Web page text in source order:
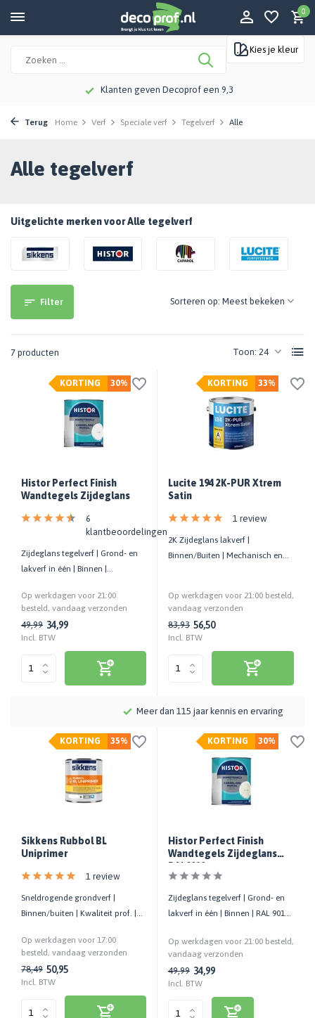
0
Kies je kleur
Meer dan 115 jaar kennis en ervaring
Terug Home Verf Speciale verf Tegelverf Alle
Alle tegelverf
Uitgelichte merken voor Alle tegelverf
Filter
7 producten Toon:
Sorteren op:
30%
KORTING
Histor Perfect Finish
Wandtegels Zijdeglans
6
klantbeoordelingen
Zijdeglans tegelverf | Grond- en
lakverf in één | Binnen |
Op werkdagen voor 21:00
besteld, vandaag verzonden
49,99 34,99
Incl. BTW
33%
KORTING
Lucite 194 2K-PUR Xtrem
Satin
1 review
2K Zijdeglans lakverf |
Binnen/Buiten | Mechanisch en
Op werkdagen voor 21:00 besteld,
vandaag verzonden
83,93 56,50
Incl. BTW
Meer dan 115 jaar kennis en ervaring
35%
KORTING
Sikkens Rubbol BL
Uniprimer
1 review
Sneldrogende grondverf |
Binnen/buiten | Kwaliteit prof. |
Op werkdagen voor 17:00
besteld, vandaag verzonden
78,49 50,95
Incl. BTW
30%
KORTING
Histor Perfect Finish
Wandtegels Zijdeglans
RAL9010
Zijdeglans tegelverf | Grond- en
lakverf in één | Binnen | RAL 9010 |
Op werkdagen voor 21:00 besteld,
vandaag verzonden
49,99 34,99
Incl. BTW